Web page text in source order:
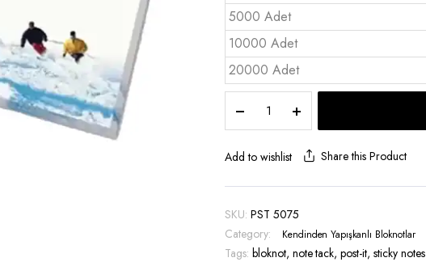
5000 Adet
10000 Adet
20000 Adet
Bloknot
5x7,5
25
-
5075
quantity
Add to wishlist Share this Product
SKU: PST 5075
Category:
Kendinden Yapışkanlı Bloknotlar
Tags: bloknot, note tack,post-it,sticky notes